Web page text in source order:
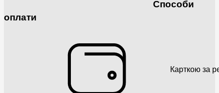
Способи
оплати
Карткою за